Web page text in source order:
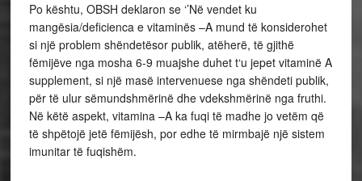
Po kështu, OBSH deklaron se ‘’Në vendet ku
mangësia/deficienca e vitaminës –A mund të konsiderohet
si një problem shëndetësor publik, atëherë, të gjithë
fëmijëve nga mosha 6-9 muajshe duhet t‘u jepet vitaminë A
supplement, si një masë intervenuese nga shëndeti publik,
për të ulur sëmundshmërinë dhe vdekshmërinë nga fruthi.
Në këtë aspekt, vitamina –A ka fuqi të madhe jo vetëm që
të shpëtojë jetë fëmijësh, por edhe të mirmbajë një sistem
imunitar të fuqishëm.